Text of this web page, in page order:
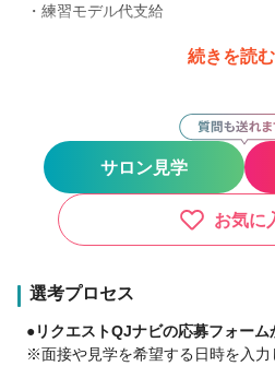
・練習モデル代支給
・週1回～3回アカデミー練習
・有給休暇
・夏季休暇5日
・冬季休暇3日
・リフレッシュ休暇3日
・最短1年でデビュー
集中して教育を行っていきます。
・営業時間内のモデル練習。
続きを読む
サロン見学
お気に
選考プロセス
●リクエストQJナビの応募フォーム
※面接や見学を希望する日時を入